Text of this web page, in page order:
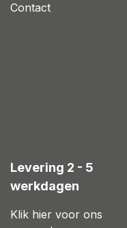
Contact
Levering 2 - 5
werkdagen
Klik hier voor ons